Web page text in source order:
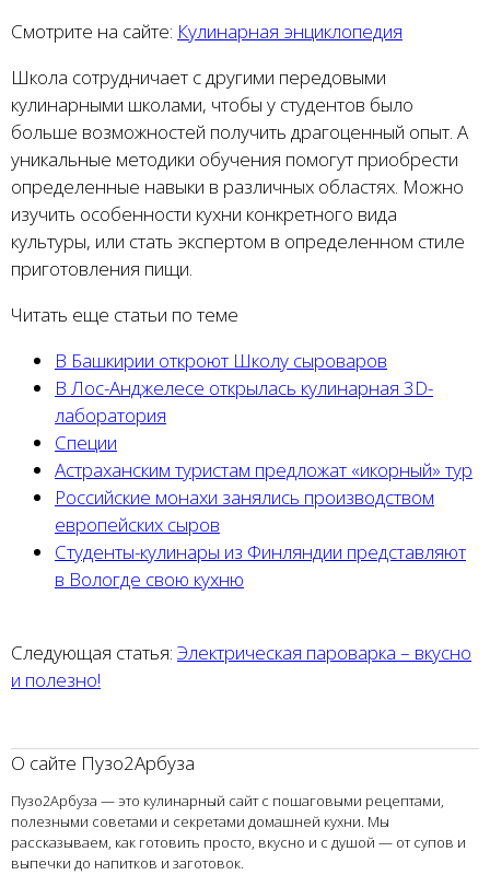
Смотрите на сайте: Кулинарная энциклопедия
Школа сотрудничает с другими передовыми
кулинарными школами, чтобы у студентов было
больше возможностей получить драгоценный опыт. А
уникальные методики обучения помогут приобрести
определенные навыки в различных областях. Можно
изучить особенности кухни конкретного вида
культуры, или стать экспертом в определенном стиле
приготовления пищи.
Читать еще статьи по теме
В Башкирии откроют Школу сыроваров
В Лос-Анджелесе открылась кулинарная 3D-
лаборатория
Специи
Астраханским туристам предложат «икорный» тур
Российские монахи занялись производством
европейских сыров
Студенты-кулинары из Финляндии представляют
в Вологде свою кухню
Следующая статья: Электрическая пароварка – вкусно
и полезно!
О сайте Пузо2Арбуза
Пузо2Арбуза — это кулинарный сайт с пошаговыми рецептами,
полезными советами и секретами домашней кухни. Мы
рассказываем, как готовить просто, вкусно и с душой — от супов и
выпечки до напитков и заготовок.